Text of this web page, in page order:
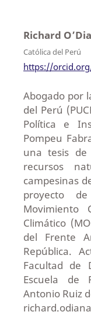
Richard
Católica del Perú
https://
Abogado por
del Perú
Política e
Pompeu
una tesis de
recursos
campesinas
proyecto
Movimiento
Climático
del Frente
República.
Facultad de
Escuela de
Antonio Ruiz